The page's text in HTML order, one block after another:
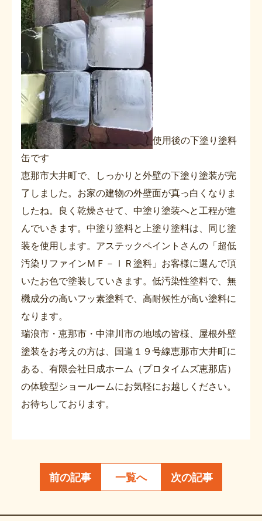
使用後の下塗り塗料
缶です
恵那市大井町で、しっかりと外壁の下塗り塗装が完
了しました。お家の建物の外壁面が真っ白くなりま
したね。良く乾燥させて、中塗り塗装へと工程が進
んでいきます。中塗り塗料と上塗り塗料は、同じ塗
装を使用します。アステックペイントさんの「超低
汚染リファインＭＦ－ＩＲ塗料」お客様に選んで頂
いたお色で塗装していきます。低汚染性塗料で、無
機成分の高いフッ素塗料で、高耐候性が高い塗料に
なります。
瑞浪市・恵那市・中津川市の地域の皆様、屋根外壁
塗装をお考えの方は、国道１９号線恵那市大井町に
ある、有限会社日成ホーム（プロタイムズ恵那店）
の体験型ショールームにお気軽にお越しください。
お待ちしております。
前の記事 一覧へ 次の記事